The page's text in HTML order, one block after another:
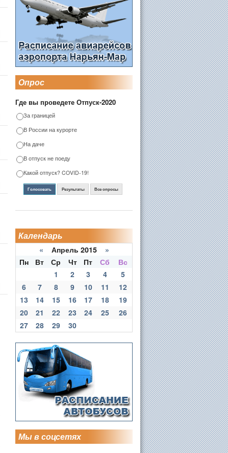
Опрос
Где вы проведете Отпуск-2020
За границей
В России на курорте
На даче
В отпуск не поеду
Какой отпуск? COVID-19!
Голосовать Результаты Все опросы
Календарь
« Апрель 2015 »
Пн
Вт Ср Чт Пт Сб
Вс
1
2 3 4
5
6
7 8 9 10 11
12
13
14 15 16 17 18
19
20
21 22 23 24 25
26
27
28 29 30
Мы в соцсетях